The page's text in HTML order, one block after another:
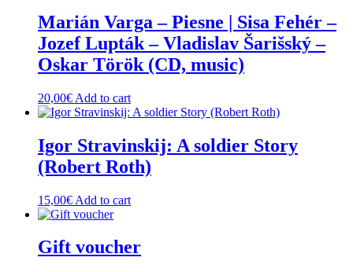
Marián Varga – Piesne | Sisa Fehér –
Jozef Lupták – Vladislav Šarišský –
Oskar Török (CD, music)
20,00€ Add to cart
Igor Stravinskij: A soldier Story
(Robert Roth)
15,00€ Add to cart
Gift voucher